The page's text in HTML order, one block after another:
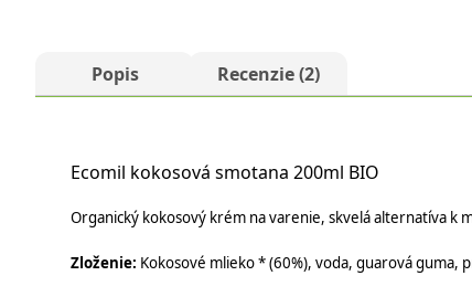
Popis Recenzie (2)
Ecomil kokosová smotana 200ml BIO
Organický kokosový krém na varenie, skvelá alternatíva k
Zloženie: Kokosové mlieko * (60%), voda, guarová guma,